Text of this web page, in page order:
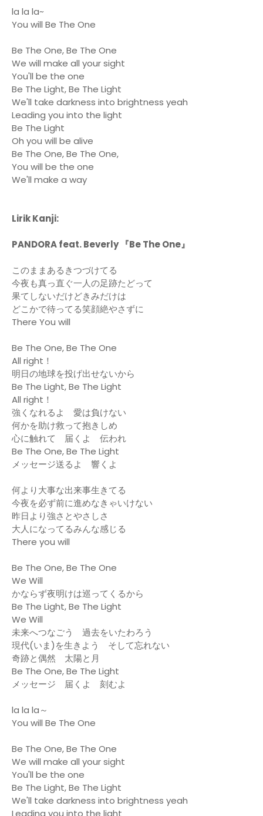
la la la~
You will Be The One
Be The One, Be The One
We will make all your sight
You'll be the one
Be The Light, Be The Light
We'll take darkness into brightness yeah
Leading you into the light
Be The Light
Oh you will be alive
Be The One, Be The One,
You will be the one
We'll make a way
Lirik Kanji:
PANDORA feat. Beverly 『Be The One』
このままあるきつづけてる
今夜も真っ直ぐ一人の足跡たどって
果てしないだけどきみだけは
どこかで待ってる笑顔絶やさずに
There You will
Be The One, Be The One
All right！
明日の地球を投げ出せないから
Be The Light, Be The Light
All right！
強くなれるよ 愛は負けない
何かを助け救って抱きしめ
心に触れて 届くよ 伝われ
Be The One, Be The Light
メッセージ送るよ 響くよ
何より大事な出来事生きてる
今夜を必ず前に進めなきゃいけない
昨日より強さとやさしさ
大人になってるみんな感じる
There you will
Be The One, Be The One
We Will
かならず夜明けは巡ってくるから
Be The Light, Be The Light
We Will
未来へつなごう 過去をいたわろう
現代(いま)を生きよう そして忘れない
奇跡と偶然 太陽と月
Be The One, Be The Light
メッセージ 届くよ 刻むよ
la la la～
You will Be The One
Be The One, Be The One
We will make all your sight
You'll be the one
Be The Light, Be The Light
We'll take darkness into brightness yeah
Leading you into the light